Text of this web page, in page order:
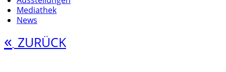
Mediathek
News
« ZURÜCK